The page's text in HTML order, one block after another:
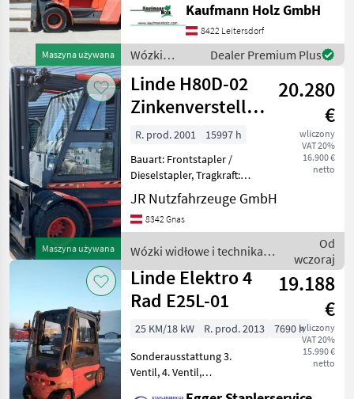
Maszyna używana
Hubkraft bei 900mm LSP 3,
37 Meter Hubhöhe 3, 18
Meter Masthöhe 3, 37 Meter
Schut
Kaufmann Holz GmbH
8422 Leitersdorf
Wózki
widłowe i
technika
magazynowa
/ Linde
Dealer Premium Plus
Maszyna używana
Linde H80D-02
Zinkenversteller
+ Duplex-
Freisichtmast
20.280
€
wliczony
VAT 20%
16.900 €
netto
R. prod. 2001
15997 h
Bauart: Frontstapler /
Dieselstapler, Tragkraft:
8000kg, Hubhöhe: 3150mm,
Bauhöhe: 2710mm,
Bereifung vorne: Vollgummi
Vollgummi Einfach ,
JR Nutzfahrzeuge GmbH
8342 Gnas
Wózki widłowe i technika
magazynowa / Linde
Od
wczoraj
Linde Elektro 4
Rad E25L-01
19.188
€
wliczony
VAT 20%
15.990 €
netto
25 KM/18 kW R. prod. 2013
7690 h
Sonderausstattung 3.
Ventil, 4. Ventil,